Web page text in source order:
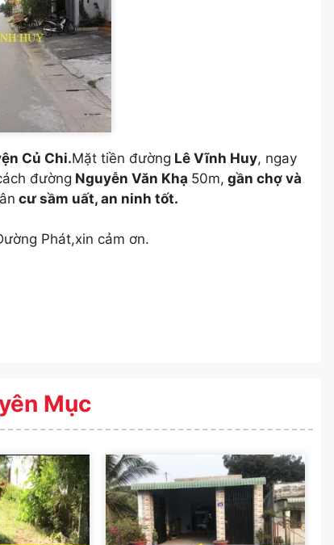
Củ Chi.Mặt tiền đường Lê Vĩnh Huy, ngay
đường Nguyễn Văn Khạ 50m, gần chợ và
cư sầm uất, an ninh tốt.
Phát,xin cảm ơn.
Mục